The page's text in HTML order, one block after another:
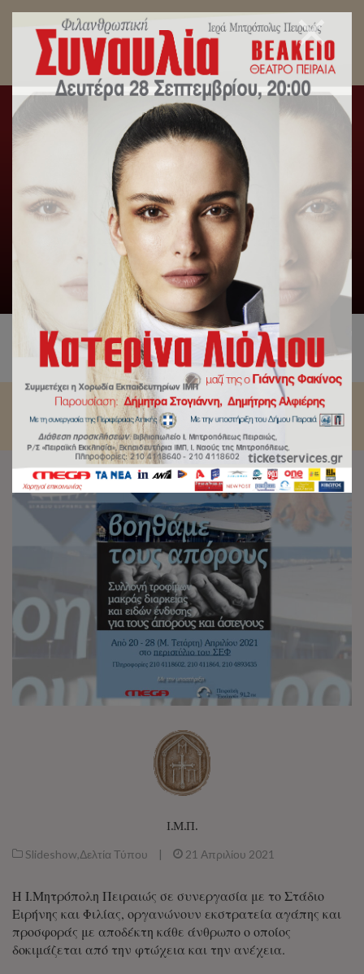
Εκστρατεία αγάπης από την Ι.Μητρόπολη
Πειραιώς και το Στάδιο Ειρήνης και Φιλίας.
Αρχική Slideshow,Δελτία Τύπου / Εκστρατεία αγάπης
από την Ι.Μητρόπολη Πειραιώς και το Στάδιο Ειρήνης και
Φιλίας.
Ι.Μ.Π.
Slideshow,Δελτία Τύπου | 21 Απριλίου 2021
Η Ι.Μητρόπολη Πειραιώς σε συνεργασία με το Στάδιο
Ειρήνης και Φιλίας, οργανώνουν εκστρατεία αγάπης και
προσφοράς με αποδέκτη κάθε άνθρωπο ο οποίος
δοκιμάζεται από την φτώχεια και την ανέχεια.